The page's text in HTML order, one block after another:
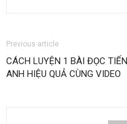
Previous article
CÁCH LUYỆN 1 BÀI ĐỌC
ANH HIỆU QUẢ CÙNG VIDEO